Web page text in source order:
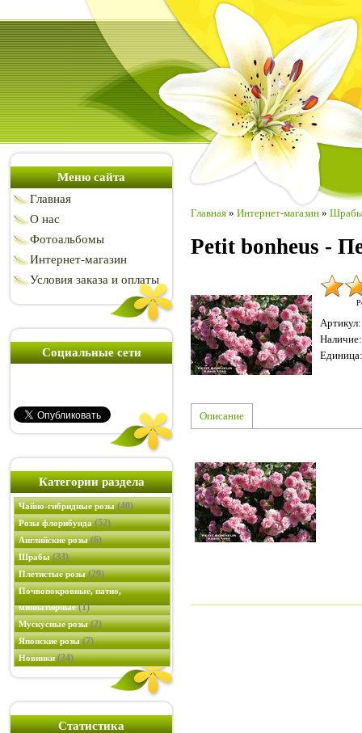
Меню сайта
Главная
О нас
Фотоальбомы
Интернет-магазин
Условия заказа и оплаты
Социальные сети
Категории раздела
Чайно-гибридные розы(40)
Розы флорибунда(52)
Английские розы(6)
Шрабы(33)
Плетистые розы(29)
Почвопокровные, патио,
миниатюрные(1)
Мускусные розы(2)
Японские розы(7)
Новинки(24)
Статистика
Главная » Интернет-магазин »
Petit bonheus -
Артикул:
Наличие:
Единица:
Описание